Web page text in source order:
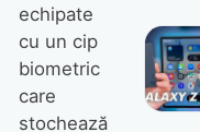
echipate
cu un cip
biometric
care
stochează